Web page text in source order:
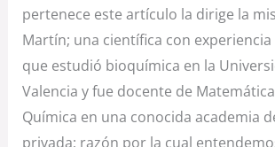
pertenece este artículo la dirige la
Martín; una científica con
que estudió bioquímica en la
Valencia y fue docente de
Química en una conocida academia
privada; razón por la cual